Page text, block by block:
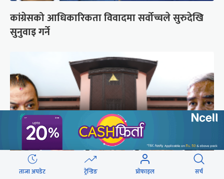
कांग्रेसको आधिकारिकता विवादमा सर्वोच्चले सुरुदेखि
सुनुवाइ गर्ने
ताजा अपडेट ट्रेन्डिङ प्रोफाइल सर्च